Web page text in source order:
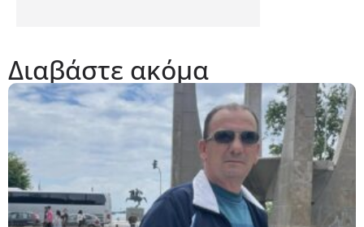
Διαβάστε ακόμα